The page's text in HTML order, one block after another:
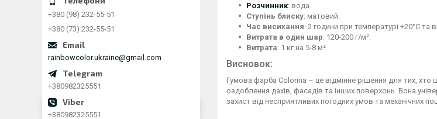
Розчинник: вода.
Ступінь блиску: матовий.
Час висихання: 2 години при температурі +20°С та
Витрата в один шар: 120-200 г/м².
Витрата: 1 кг на 5-8 м².
Висновок:
Гумова фарба Colorina – це відмінне рішення для тих, хто
оздоблення дахів, фасадів та інших поверхонь. Вона
захист від несприятливих погодних умов та механічних
+380 (98) 232-55-51
+380 (73) 232-55-51
rainbowcolor.ukraine@gmail.com
+380982325551
+380982325551